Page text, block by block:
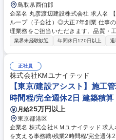
鳥取県西伯郡
企業名 丸彦渡辺建設株式会社 求人名 【鳥取/建築施工管理職】清水建設グ
ループ（子会社）◎大正7年創業 仕事の内容 ■建築作業所における施工管
理業務をご担当いただきます。品質・
理など、施工計画書作成の段階から竣
Dグループのプラント施工の案件も安
は安定しています。 【資格手当充実】
が出ます。資格取得をサポートする教
てあなたのスキルアップを応援いたし
募集職種 【鳥取/建築施工管理職】清
創業
業界未経験歓迎 年間休日120日以上 退
正社員
株式会社KMユナイテッド
【東京/建設アシスト】施工
時間程/完全週休2日 建築積算
月給25万円以上
東京都港区
企業名 株式会社ＫＭユナイテッド 求人名 【東京/建設アシスト】施工管理
を支える事務職/残業2時間程/完全週休2日◎ 仕事の内容 建設アシ